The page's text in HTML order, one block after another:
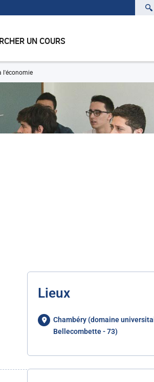
UN COURS
l'économie
Lieux
Chambéry (domaine
Bellecombette - 73)